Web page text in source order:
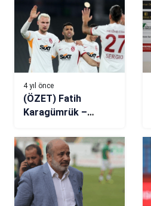
4 yıl önce
(ÖZET) Fatih
Karagümrük –